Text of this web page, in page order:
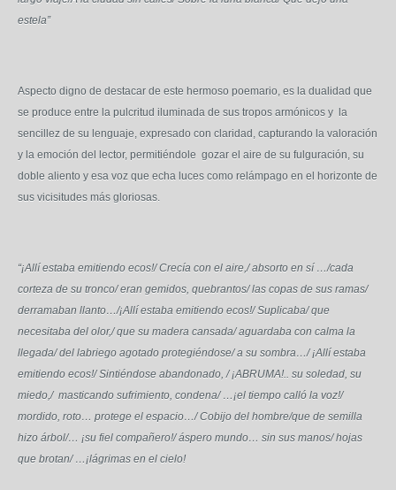
estela”
Aspecto digno de destacar de este hermoso poemario, es la dualidad que
se produce entre la pulcritud iluminada de sus tropos armónicos y la
sencillez de su lenguaje, expresado con claridad, capturando la valoración
y la emoción del lector, permitiéndole gozar el aire de su fulguración, su
doble aliento y esa voz que echa luces como relámpago en el horizonte de
sus vicisitudes más gloriosas.
“¡Allí estaba emitiendo ecos!/ Crecía con el aire,/ absorto en sí …/cada
corteza de su tronco/ eran gemidos, quebrantos/ las copas de sus ramas/
derramaban llanto…/¡Allí estaba emitiendo ecos!/ Suplicaba/ que
necesitaba del olor,/ que su madera cansada/ aguardaba con calma la
llegada/ del labriego agotado protegiéndose/ a su sombra…/ ¡Allí estaba
emitiendo ecos!/ Sintiéndose abandonado, / ¡ABRUMA!.. su soledad, su
miedo,/ masticando sufrimiento, condena/ …¡el tiempo calló la voz!/
mordido, roto… protege el espacio…/ Cobijo del hombre/que de semilla
hizo árbol/… ¡su fiel compañero!/ áspero mundo… sin sus manos/ hojas
que brotan/ …¡lágrimas en el cielo!